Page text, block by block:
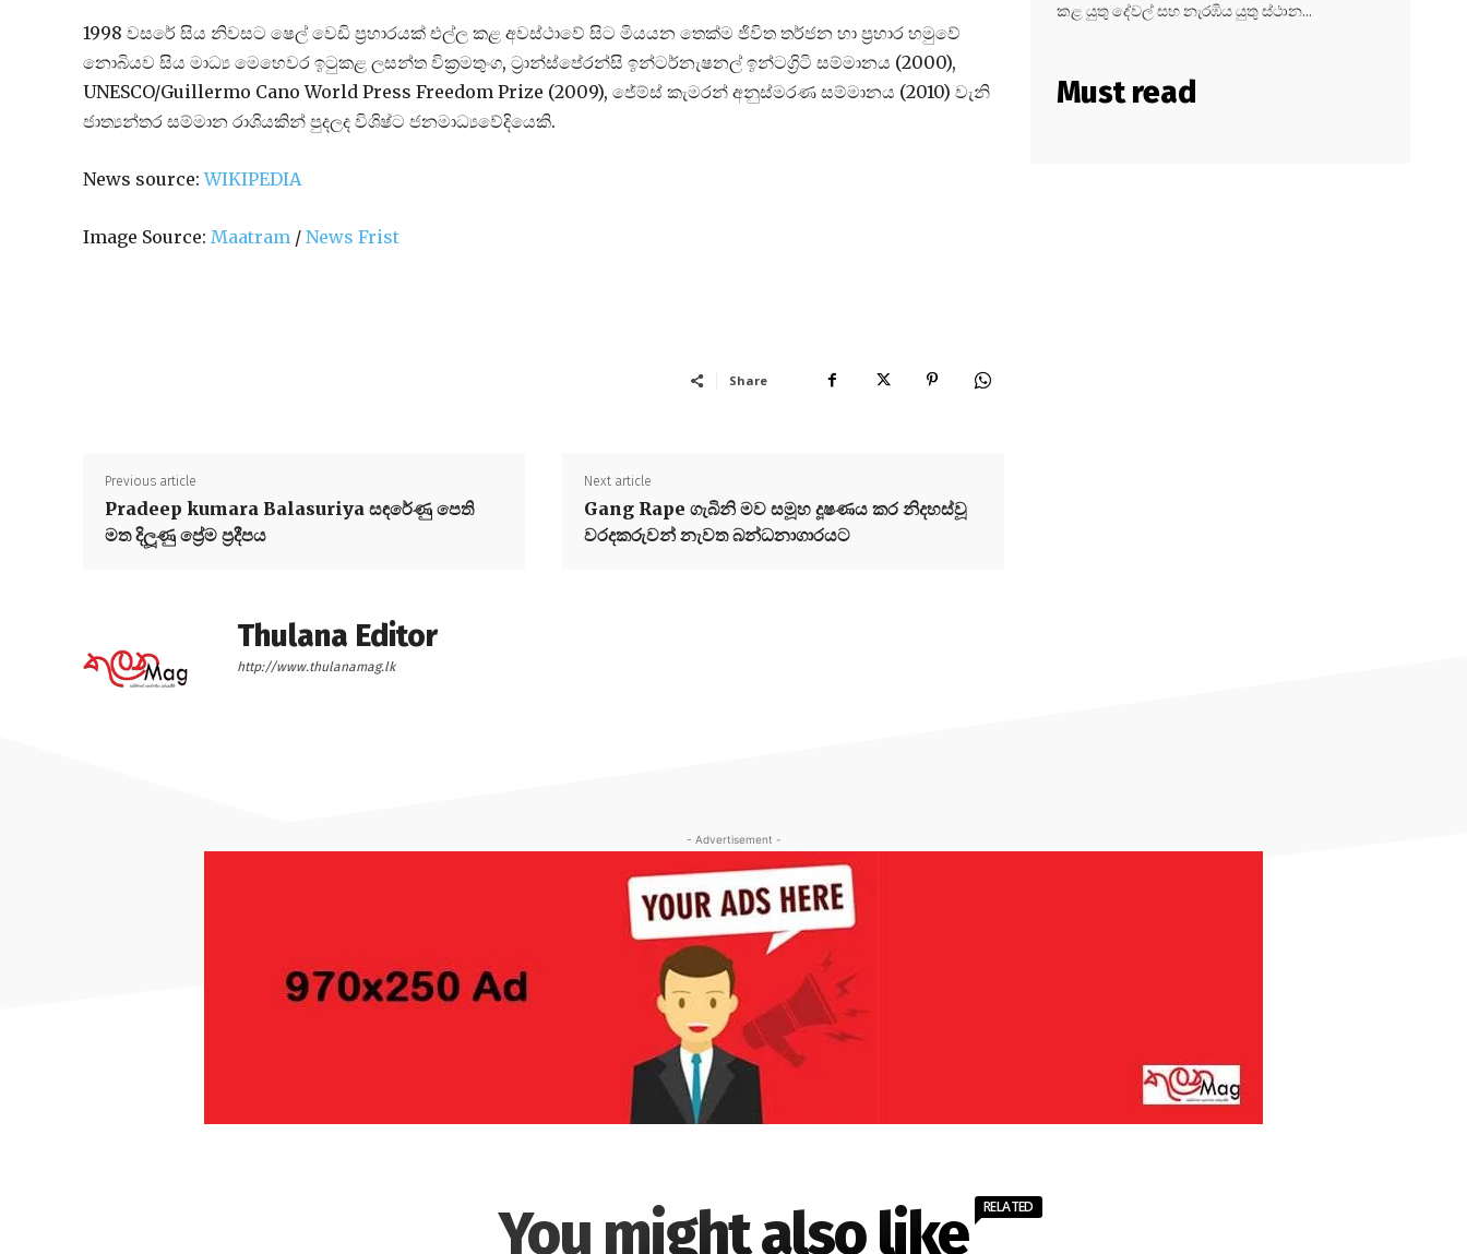
1998 වසරේ සිය නිවසට ෂෙල් වෙඩි ප්‍රහාරයක් එල්ල කළ අවස්ථාවේ සිට මියයන තෙක්ම ජිවිත තර්ජන හා ප්‍රහාර හමුවේ
නොබියව සිය මාධ්‍ය මෙහෙවර ඉටුකළ ලසන්ත වික්‍රමතුංග, ට්‍රාන්ස්පේරන්සි ඉන්ටර්නැෂනල් ඉන්ටග්‍රිටි සම්මානය (2000),
UNESCO/Guillermo Cano World Press Freedom Prize (2009), ජේම්ස් කැමරන් අනුස්මරණ සම්මානය (2010) වැනි
ජාත්‍යන්තර සම්මාන රාශියකින් පුදලද විශිෂ්ට ජනමාධ්‍යවේදියෙකි.
News source: WIKIPEDIA
Image Source: Maatram / News Frist
Share
Previous article
Pradeep kumara Balasuriya සඳරේණු පෙති
මත දිලූණු ප්‍රේම ප්‍රදීපය
Next article
Gang Rape ගැබිනි මව සමූහ දූෂණය කර නිදහස්වූ
වරදකරුවන් නැවත බන්ධනාගාරයට
Thulana Editor
http://www.thulanamag.lk
කළ යුතු දේවල් සහ නැරඹිය යුතු ස්ථාන...
Must read
- Advertisement -
You might also like RELATED